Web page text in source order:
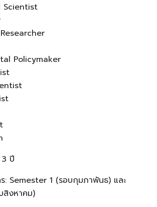
Scientist
Policymaker
3 ปี
: Semester 1 (รอบกุมภาพันธ) และ
สิงหาคม)